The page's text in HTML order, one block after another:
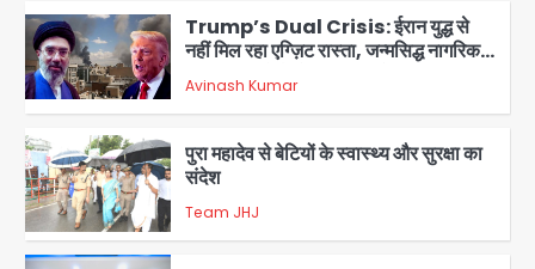
2
Trump’s Dual Crisis: ईरान युद्ध से
नहीं मिल रहा एग्ज़िट रास्ता, जन्मसिद्ध नागरिकता
पर सुप्रीम कोर्ट को दी फिर चुनौती
Avinash Kumar
3
पुरा महादेव से बेटियों के स्वास्थ्य और सुरक्षा का
संदेश
Team JHJ